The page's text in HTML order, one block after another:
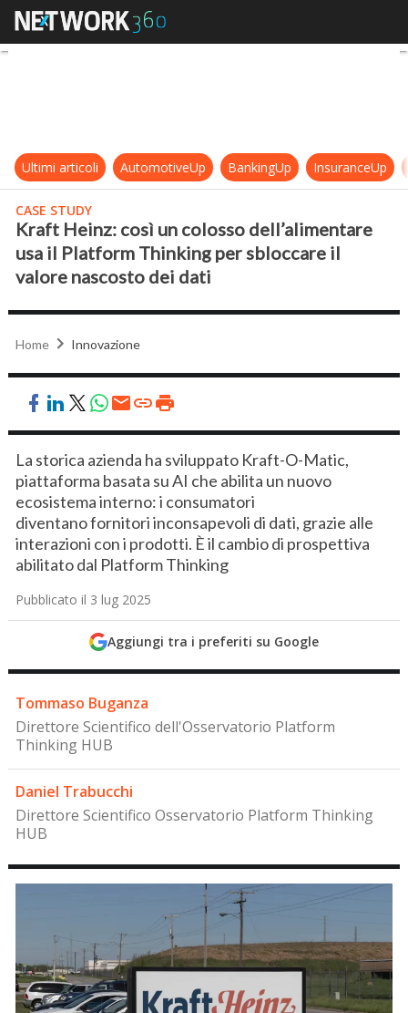
Kraft Heinz: così un colosso
Ultimi articoli AutomotiveUp BankingUp InsuranceUp
CASE STUDY
Kraft Heinz: così un colosso dell’alimentare
usa il Platform Thinking per sbloccare il
valore nascosto dei dati
Home Innovazione
La storica azienda ha sviluppato Kraft-O-Matic,
piattaforma basata su AI che abilita un nuovo
ecosistema interno: i consumatori
diventano fornitori inconsapevoli di dati, grazie alle
interazioni con i prodotti. È il cambio di prospettiva
abilitato dal Platform Thinking
Pubblicato il 3 lug 2025
Aggiungi tra i preferiti su Google
Tommaso Buganza
Direttore Scientifico dell'Osservatorio Platform
Thinking HUB
Daniel Trabucchi
Direttore Scientifico Osservatorio Platform Thinking
HUB